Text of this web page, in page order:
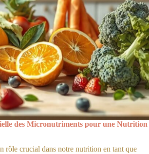
des Micronutriments pour une Nutrition
rôle crucial dans notre nutrition en tant que